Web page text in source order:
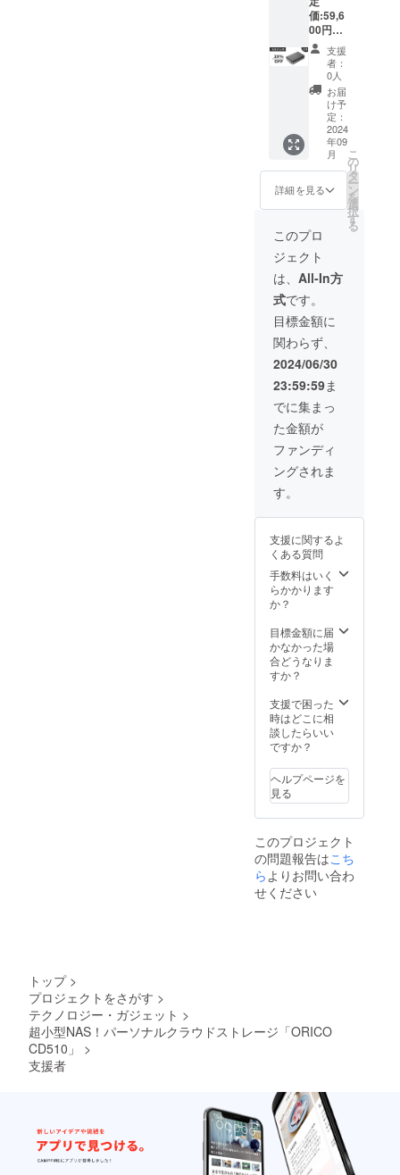
自身で
別途ご
用意く
ださ
い。
ル×2 ・
電源ア
ダプ
ター×2
・日本
語取扱
説明書
×2 ・
パッ
ケージ
製品に
はハー
付属さ
れてい
ませ
ん。ご
自身で
別途ご
用意く
ださ
い。
価:59,6
00円
（税
込） ※
送料無
料（日
本国内
限定）
内容
物： ・
本体
（3.5イ
ンチ）
×2 ・
LAN
ケーブ
ル×2 ・
USB
Type C
ケーブ
ル×2 ・
電源ア
ダプ
ター×2
・日本
語取扱
説明書
×2 ・
パッ
ケージ
×2 ※本
製品に
はハー
付属さ
ませ
ん。ご
自身で
別途ご
用意く
い。
支援
者：
0人
お届
け予
定：
2024
年09
月
詳細を見る
こ
の
リ
タ
ー
ン
を
選
択
す
る
このプロ
ジェクト
は、 All-In方
式です。
目標金額に
関わらず、
2024/06/30
23:59:59ま
でに集まっ
た金額が
ファンディ
ングされま
す。
支援に関するよ
くある質問
手数料はいく
らかかります
か？
目標金額に届
かなかった場
合どうなりま
すか？
支援で困った
時はどこに相
談したらいい
ですか？
ヘルプページを
見る
このプロジェクト
の問題報告はこち
ら よりお問い合わ
せください
トップ >
プロジェクトをさがす >
テクノロジー・ガジェット >
超小型NAS！パーソナルクラウドストレージ「ORICO
CD510」
>
支援者